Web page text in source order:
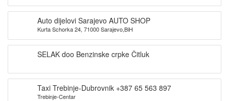
Auto dijelovi Sarajevo AUTO SHOP
Kurta Schorka 24, 71000 Sarajevo,BiH
SELAK doo Benzinske crpke Čitluk
Taxi Trebinje-Dubrovnik +387 65 563 897
Trebinje-Centar